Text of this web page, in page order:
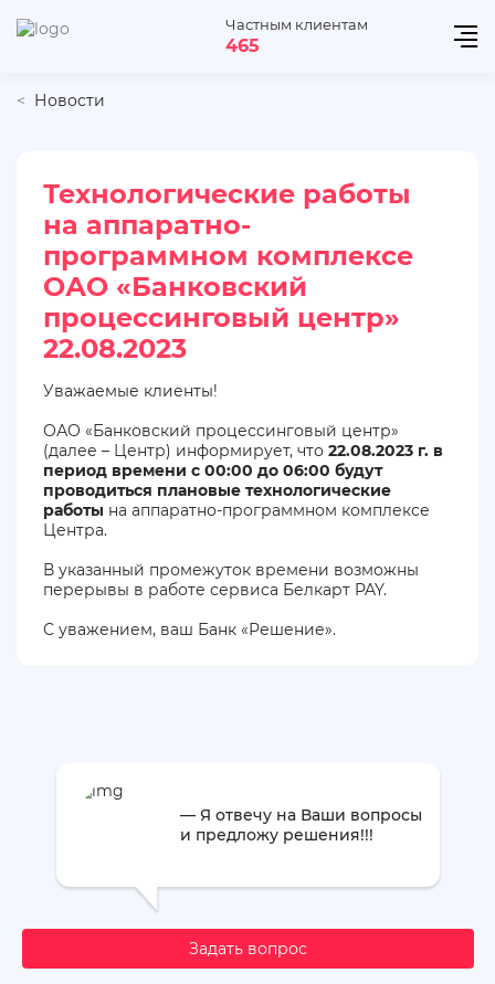
Частным клиентам
465
Новости
Технологические работы
на аппаратно-
программном комплексе
ОАО «Банковский
процессинговый центр»
22.08.2023
Уважаемые клиенты!
ОАО «Банковский процессинговый центр»
(далее – Центр) информирует, что 22.08.2023 г. в
период времени с 00:00 до 06:00 будут
проводиться плановые технологические
работы на аппаратно-программном комплексе
Центра.
В указанный промежуток времени возможны
перерывы в работе сервиса Белкарт PAY.
С уважением, ваш Банк «Решение».
— Я отвечу на Ваши вопросы
и предложу решения!!!
Задать вопрос